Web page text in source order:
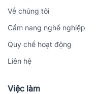
Về chúng tôi
Cẩm nang nghề nghiệp
Quy chế hoạt động
Liên hệ
Việc làm